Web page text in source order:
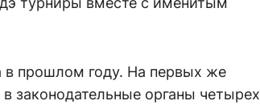
прошлом году. На первых же
законодательные органы четырех